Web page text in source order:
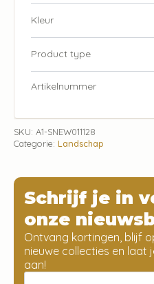
Kleur
Product type
Artikelnummer
SKU: A1-SNEW011128
Categorie: Landschap
Schrijf je in
onze
Ontvang kortingen, blijf
nieuwe collecties en laat
aan!
Email